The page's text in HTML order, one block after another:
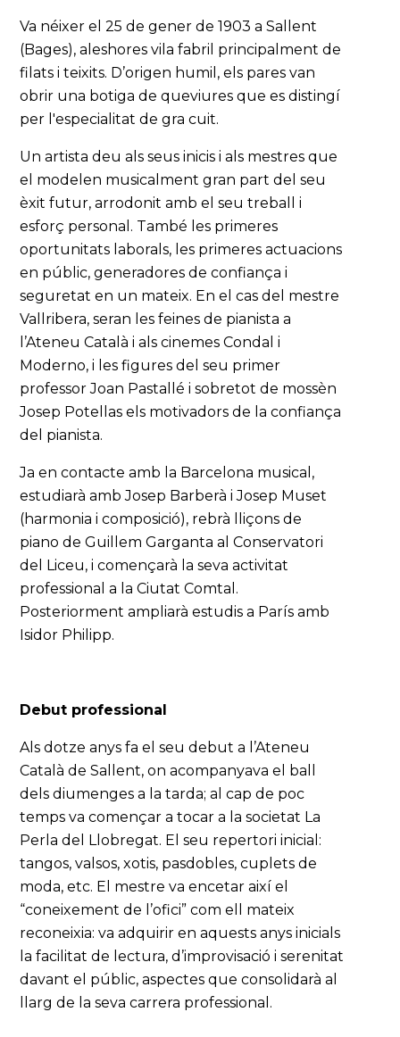
Va néixer el 25 de gener de 1903 a Sallent
(Bages), aleshores vila fabril principalment de
filats i teixits. D’origen humil, els pares van
obrir una botiga de queviures que es distingí
per l'especialitat de gra cuit.
Un artista deu als seus inicis i als mestres que
el modelen musicalment gran part del seu
èxit futur, arrodonit amb el seu treball i
esforç personal. També les primeres
oportunitats laborals, les primeres actuacions
en públic, generadores de confiança i
seguretat en un mateix. En el cas del mestre
Vallribera, seran les feines de pianista a
l’Ateneu Català i als cinemes Condal i
Moderno, i les figures del seu primer
professor Joan Pastallé i sobretot de mossèn
Josep Potellas els motivadors de la confiança
del pianista.
Ja en contacte amb la Barcelona musical,
estudiarà amb Josep Barberà i Josep Muset
(harmonia i composició), rebrà lliçons de
piano de Guillem Garganta al Conservatori
del Liceu, i començarà la seva activitat
professional a la Ciutat Comtal.
Posteriorment ampliarà estudis a París amb
Isidor Philipp.
Debut professional
Als dotze anys fa el seu debut a l’Ateneu
Català de Sallent, on acompanyava el ball
dels diumenges a la tarda; al cap de poc
temps va començar a tocar a la societat La
Perla del Llobregat. El seu repertori inicial:
tangos, valsos, xotis, pasdobles, cuplets de
moda, etc. El mestre va encetar així el
“coneixement de l’ofici” com ell mateix
reconeixia: va adquirir en aquests anys inicials
la facilitat de lectura, d’improvisació i serenitat
davant el públic, aspectes que consolidarà al
llarg de la seva carrera professional.